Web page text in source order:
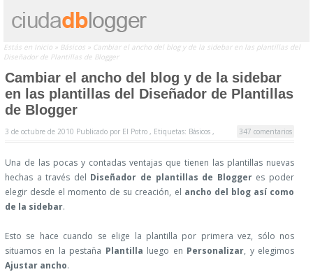
Estás en Inicio » Básicos » Cambiar el ancho del blog y de la sidebar en las plantillas del
Diseñador de Plantillas de Blogger
Cambiar el ancho del blog y de la sidebar
en las plantillas del Diseñador de Plantillas
de Blogger
3 de octubre de 2010 Publicado por El Potro , Etiquetas: Básicos 347 comentarios
,
Una de las pocas y contadas ventajas que tienen las plantillas nuevas
hechas a través del Diseñador de plantillas de Bloggeres poder
elegir desde el momento de su creación, el ancho del blog así como
de la sidebar.
Esto se hace cuando se elige la plantilla por primera vez, sólo nos
situamos en la pestaña Plantilla luego en Personalizar, y elegimos
Ajustar ancho.